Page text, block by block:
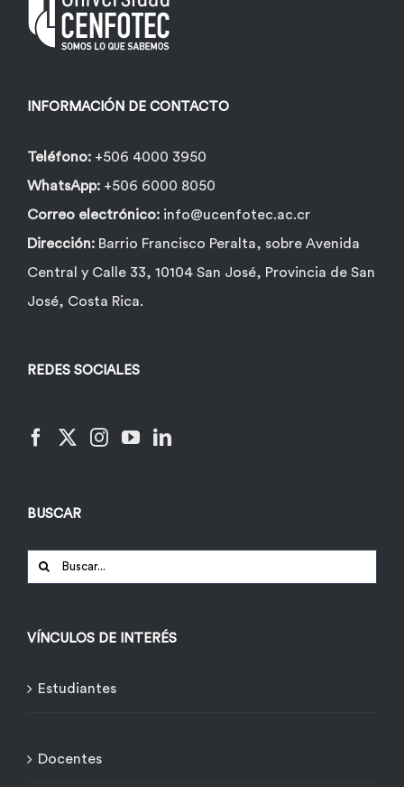
pueden
elegir
la
de
producto
INFORMACIÓN DE CONTACTO
Teléfono: +506 4000 3950
WhatsApp: +506 6000 8050
Correo electrónico: info@ucenfotec.ac.cr
Dirección: Barrio Francisco Peralta, sobre Avenida
Central y Calle 33, 10104 San José, Provincia de San
José, Costa Rica.
REDES SOCIALES
BUSCAR
Buscar:
VÍNCULOS DE INTERÉS
Estudiantes
Docentes